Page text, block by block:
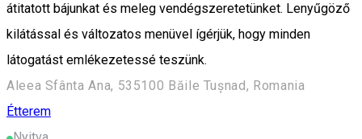
átitatott bájunkat és meleg vendégszeretetünket. Lenyűgöző
kilátással és változatos menüvel ígérjük, hogy minden
látogatást emlékezetessé teszünk.
Aleea Sfânta Ana, 535100 Băile Tușnad, Romania
Étterem